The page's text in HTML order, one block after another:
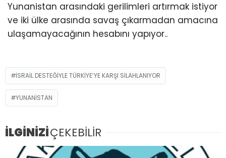
Yunanistan arasındaki gerilimleri artırmak istiyor
ve iki ülke arasında savaş çıkarmadan amacına
ulaşamayacağının hesabını yapıyor..
İSRAİL DESTEĞİYLE TÜRKİYE’YE KARŞI SİLAHLANIYOR
YUNANISTAN
İLGİNİZİÇEKEBİLİR